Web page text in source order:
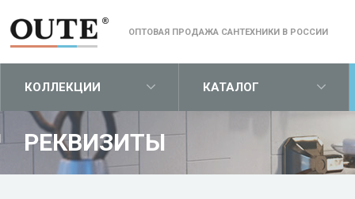
ОПТОВАЯ ПРОДАЖА САНТЕХНИКИ В РОССИИ
КОЛЛЕКЦИИ КАТАЛОГ
РЕКВИЗИТЫ